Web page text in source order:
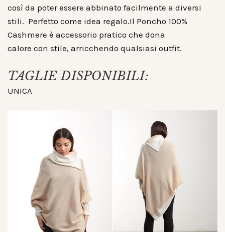
così da poter essere abbinato facilmente a diversi
stili. Perfetto come idea regalo.Il Poncho 100%
Cashmere è accessorio pratico che dona
calore con stile, arricchendo qualsiasi outfit.
TAGLIE DISPONIBILI:
UNICA